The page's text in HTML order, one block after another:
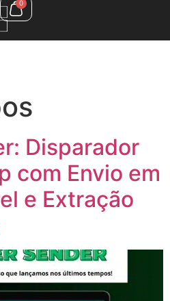
0
Disparador
com Envio em
e Extração